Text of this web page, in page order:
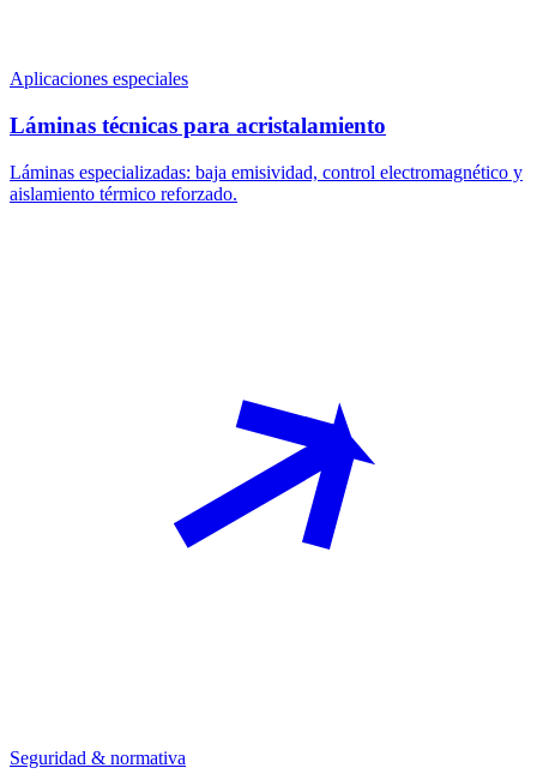
Aplicaciones especiales
Láminas técnicas para acristalamiento
Láminas especializadas: baja emisividad, control electromagnético y
aislamiento térmico reforzado.
Seguridad & normativa